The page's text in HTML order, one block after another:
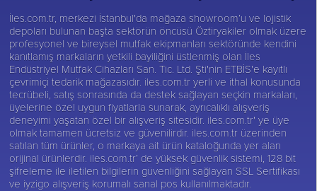
İles.com.tr, merkezi İstanbul'da mağaza showroom’u ve lojistik
depoları bulunan başta sektörün öncüsü Öztiryakiler olmak üzere
profesyonel ve bireysel mutfak ekipmanları sektöründe kendini
kanıtlamış markaların yetkili bayiliğini üstlenmiş olan İles
Endüstriyel Mutfak Cihazları San. Tic. Ltd. Şti'nin ETBİS'e kayıtlı
çevrimiçi tedarik mağazasıdır. iles.com.tr yerli ve ithal konusunda
tecrübeli, satış sonrasında da destek sağlayan seçkin markaları,
üyelerine özel uygun fiyatlarla sunarak, ayrıcalıklı alışveriş
deneyimi yaşatan özel bir alışveriş sitesidir. iles.com.tr' ye üye
olmak tamamen ücretsiz ve güvenilirdir. iles.com.tr üzerinden
satılan tüm ürünler, o markaya ait ürün kataloğunda yer alan
orijinal ürünlerdir. iles.com.tr’ de yüksek güvenlik sistemi, 128 bit
şifreleme ile iletilen bilgilerin güvenliğini sağlayan SSL Sertifikası
ve iyzigo alışveriş korumalı sanal pos kullanılmaktadır.